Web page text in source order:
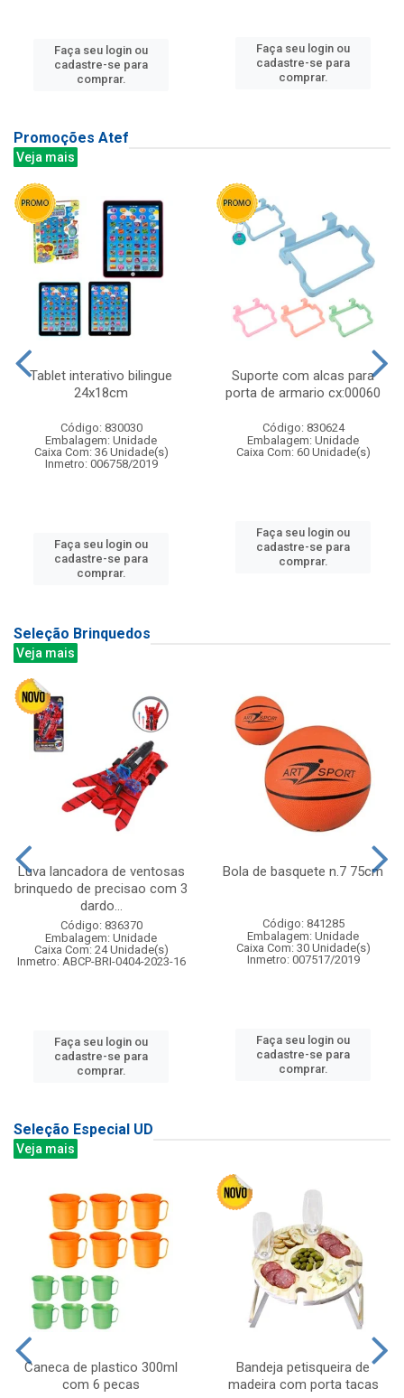
Faça seu login ou
cadastre-se para
comprar.
Faça seu login ou
cadastre-se para
comprar.
Promoções Atef
Veja mais
Tablet interativo bilingue
24x18cm
Código: 830030
Embalagem: Unidade
Caixa Com: 36 Unidade(s)
Inmetro: 006758/2019
Faça seu login ou
cadastre-se para
comprar.
Suporte com alcas para
porta de armario cx:00060
Código: 830624
Embalagem: Unidade
Caixa Com: 60 Unidade(s)
Faça seu login ou
cadastre-se para
comprar.
Seleção Brinquedos
Veja mais
Luva lancadora de ventosas
brinquedo de precisao com 3
dardo...
Código: 836370
Embalagem: Unidade
Caixa Com: 24 Unidade(s)
Inmetro: ABCP-BRI-0404-2023-16
Faça seu login ou
cadastre-se para
comprar.
Bola de basquete n.7 75cm
Código: 841285
Embalagem: Unidade
Caixa Com: 30 Unidade(s)
Inmetro: 007517/2019
Faça seu login ou
cadastre-se para
comprar.
Seleção Especial UD
Veja mais
Caneca de plastico 300ml
com 6 pecas
Bandeja petisqueira de
madeira com porta tacas